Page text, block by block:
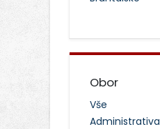
Obor
Vše
Administrativa